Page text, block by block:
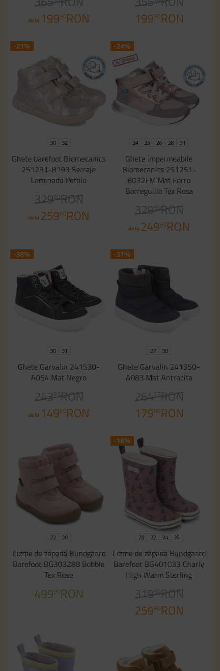
de la 19990RON
19990RON
-21%
30 32
Ghete barefoot Biomecanics
251231-B193 Serraje
Laminado Petalo
329 90RON
de la 25990RON
-24%
24 25 26 28 31
Ghete impermeabile
Biomecanics 251251-
B032FM Mat Forro
Borreguillo Tex Rosa
329 90RON
de la 24990RON
-38%
30 31
Ghete Garvalin 241530-
A054 Mat Negro
243 93RON
de la 14990RON
-31%
27 30
Ghete Garvalin 241350-
A083 Mat Antracita
26427RON
17990RON
22 30
Cizme de zăpadă Bundgaard
Barefoot BG303288 Bobbie
Tex Rose
49990RON
-18%
20 32 34 35
Cizme de zăpadă Bundgaard
Barefoot BG401033 Charly
High Warm Sterling
319 90RON
25990RON